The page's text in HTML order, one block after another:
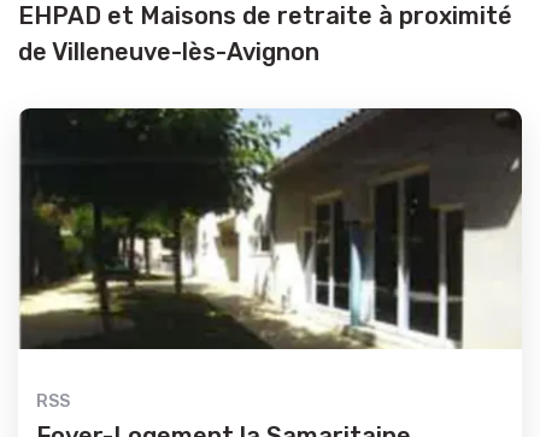
EHPAD et Maisons de retraite à proximité
de Villeneuve-lès-Avignon
RSS